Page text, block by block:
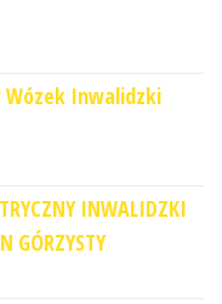
Wózek Inwalidzki
INWALIDZKI
GÓRZYSTY